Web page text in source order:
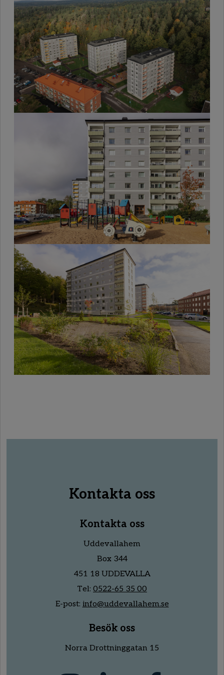
Kontakta oss
Kontakta oss
Uddevallahem
Box 344
451 18 UDDEVALLA
Tel: 0522-65 35 00
E-post: info@uddevallahem.se
Besök oss
Norra Drottninggatan 15